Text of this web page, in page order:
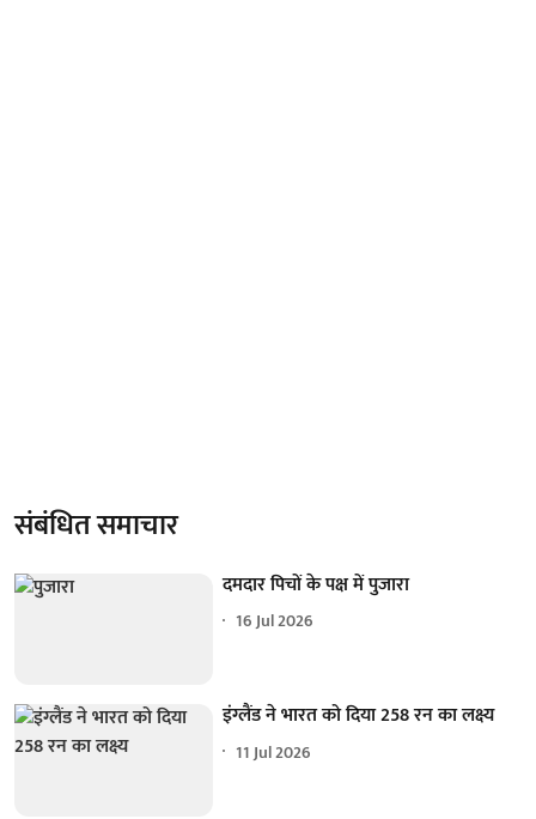
संबंधित समाचार
दमदार पिचों के पक्ष में पुजारा
16 Jul 2026
इंग्लैंड ने भारत को दिया 258 रन का लक्ष्य
11 Jul 2026